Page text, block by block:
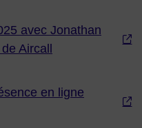
avec Jonathan
Aircall
en ligne